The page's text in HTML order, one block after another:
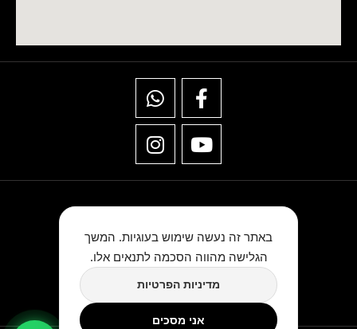
★★★★★
כתבו לנו ביקורת בגוגל
באתר זה נעשה שימוש בעוגיות. המשך
הגלישה מהווה הסכמה לתנאים אלו.
מדיניות הפרטיות
אני מסכים